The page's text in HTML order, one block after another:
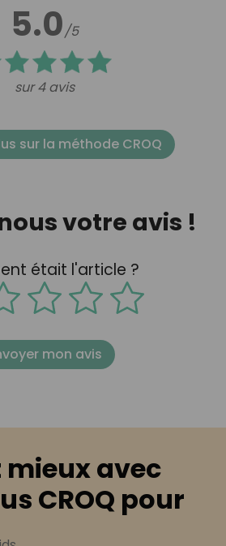
5.0/5
sur 4 avis
sur la méthode CROQ
votre avis !
était l'article ?
mon avis
mieux avec
CROQ pour